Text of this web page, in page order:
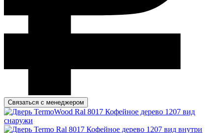
Связаться с менеджером